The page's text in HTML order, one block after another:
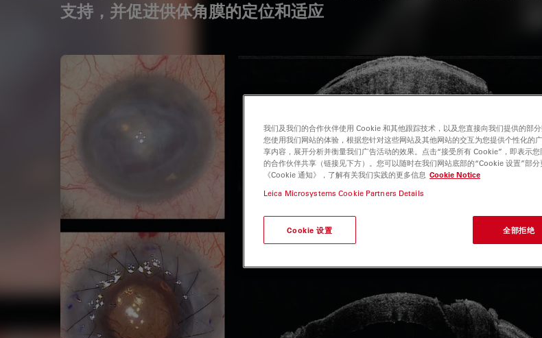
支持，并促进供体角膜的定位和适应
我们及我们的合作伙伴使用 Cookie 和其他跟踪技术，以及您直接向我们提供的部
您使用我们网站的体验，根据您针对这些网站及其他网站的交互为您提供个性化的
享内容，展开分析并衡量我们广告活动的效果。点击“接受所有 Cookie”，即表示
的合作伙伴共享（链接见下方）。您可以随时在我们网站底部的“Cookie 设置”部
《Cookie 通知》，了解有关我们实践的更多信息 Cookie Notice
Leica Microsystems Cookie Partners Details
Cookie 设置 全部拒绝